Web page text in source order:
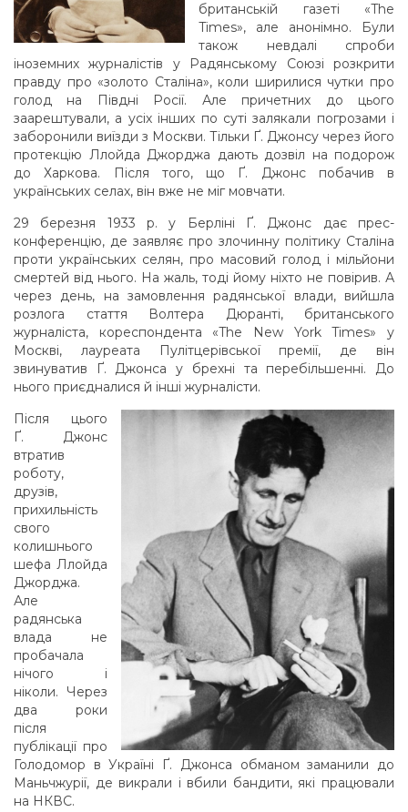
британській газеті «The
Times», але анонімно. Були
також невдалі спроби
іноземних журналістів у Радянському Союзі розкрити
правду про «золото Сталіна», коли ширилися чутки про
голод на Півдні Росії. Але причетних до цього
заарештували, а усіх інших по суті залякали погрозами і
заборонили виїзди з Москви. Тільки Ґ. Джонсу через його
протекцію Ллойда Джорджа дають дозвіл на подорож
до Харкова. Після того, що Ґ. Джонс побачив в
українських селах, він вже не міг мовчати.
29 березня 1933 р. у Берліні Ґ. Джонс дає прес-
конференцію, де заявляє про злочинну політику Сталіна
проти українських селян, про масовий голод і мільйони
смертей від нього. На жаль, тоді йому ніхто не повірив. А
через день, на замовлення радянської влади, вийшла
розлога стаття Волтера Дюранті, британського
журналіста, кореспондента «The New York Times» у
Москві, лауреата Пулітцерівської премії, де він
звинуватив Ґ. Джонса у брехні та перебільшенні. До
нього приєдналися й інші журналісти.
Після цього
Ґ. Джонс
втратив
роботу,
друзів,
прихильність
свого
колишнього
шефа Ллойда
Джорджа.
Але
радянська
влада не
пробачала
нічого і
ніколи. Через
два роки
після
публікації про
Голодомор в Україні Ґ. Джонса обманом заманили до
Маньчжурії, де викрали і вбили бандити, які працювали
на НКВС.